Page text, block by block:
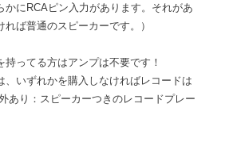
かにRCAピン入力があります。それがあ
ば普通のスピーカーです。）
ってる方はアンプは不要です！
、いずれかを購入しなければレコードは
あり：スピーカーつきのレコードプレー